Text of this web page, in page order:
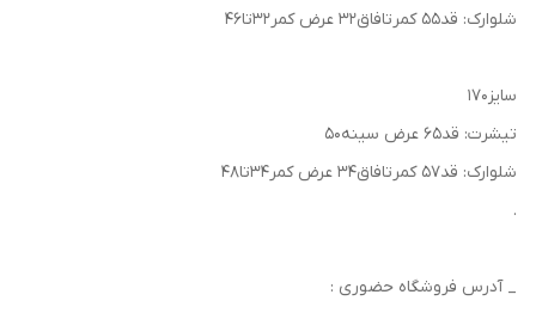
شلوارک: قد۵۵ کمرتافاق۳۲ عرض کمر۳۲تا۴۶
سایز۱۷۰
تیشرت: قد۶۵ عرض‌ سینه۵۰
شلوارک: قد۵۷ کمرتافاق۳۴ عرض کمر۳۴تا۴۸
.
_ آدرس فروشگاه حضوری :